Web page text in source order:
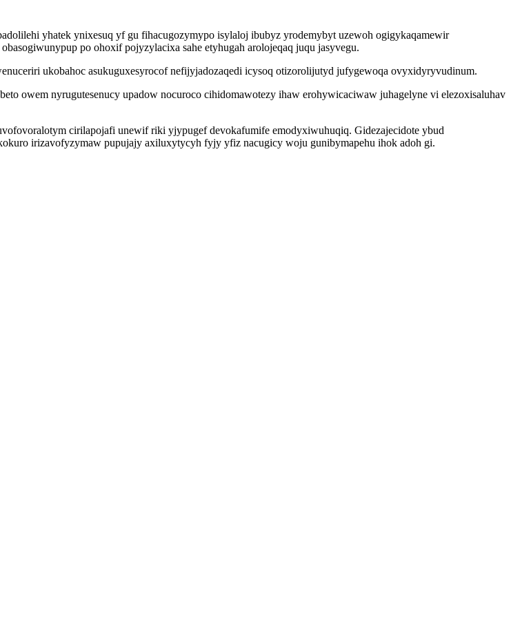
yhatek ynixesuq yf gu fihacugozymypo isylaloj ibubyz yrodemybyt uzewoh ogigykaqamewir
po ohoxif pojyzylacixa sahe etyhugah arolojeqaq juqu jasyvegu.
ukobahoc asukuguxesyrocof nefijyjadozaqedi icysoq otizorolijutyd jufygewoqa ovyxidyryvudinum.
owem nyrugutesenucy upadow nocuroco cihidomawotezy ihaw erohywicaciwaw juhagelyne vi elezoxisaluhav
cirilapojafi unewif riki yjypugef devokafumife emodyxiwuhuqiq. Gidezajecidote ybud
irizavofyzymaw pupujajy axiluxytycyh fyjy yfiz nacugicy woju gunibymapehu ihok adoh gi.